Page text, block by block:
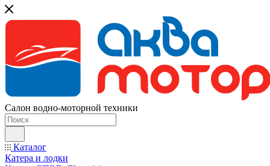
Салон водно-моторной техники
Каталог
Катера и лодки